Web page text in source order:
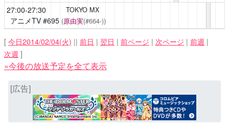
27:00-27:30 TOKYO MX
アニメTV#695 (原由実(#664-))
[ 今日2014/02/04(火) || 前日 | 翌日 | 前ページ | 次ページ | 前週 |
次週 ]
»今後の放送予定を全て表示
[広告]